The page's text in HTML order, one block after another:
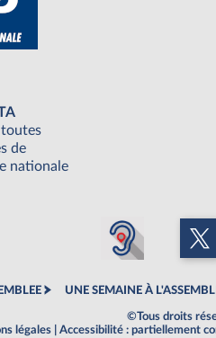
toutes
de
nationale
UNE SEMAINE À
©Tous droits
légales
Accessibilité : partiellement